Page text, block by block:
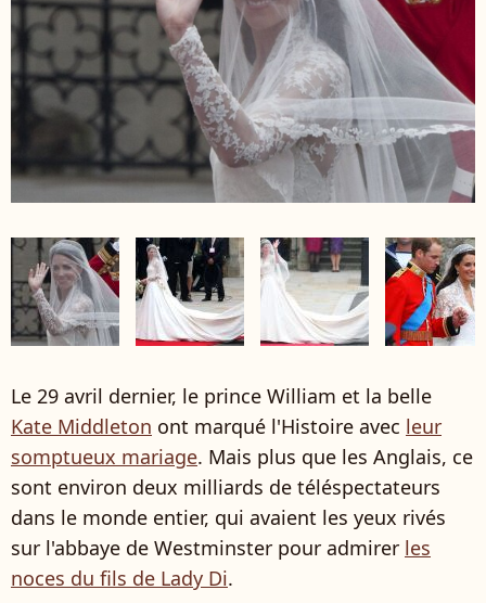
Le 29 avril dernier, le prince William et la belle
Kate Middleton ont marqué l'Histoire avec leur
somptueux mariage. Mais plus que les Anglais, ce
sont environ deux milliards de téléspectateurs
dans le monde entier, qui avaient les yeux rivés
sur l'abbaye de Westminster pour admirer les
noces du fils de Lady Di.